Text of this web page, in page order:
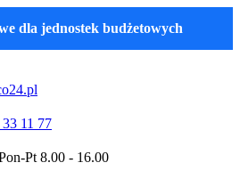
dla jednostek budżetowych
11 77
Pt 8.00 - 16.00